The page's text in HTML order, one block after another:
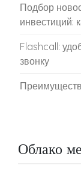
Подбор
инвестиций:
Flashcall:
звонку
Облако